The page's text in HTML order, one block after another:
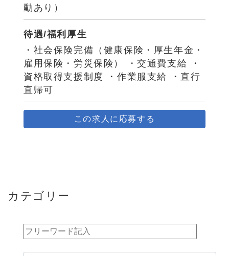
動あり）
待遇/福利厚生
・社会保険完備（健康保険・厚生年金・
雇用保険・労災保険） ・交通費支給 ・
資格取得支援制度 ・作業服支給 ・直行
直帰可
この求人に応募する
カテゴリー